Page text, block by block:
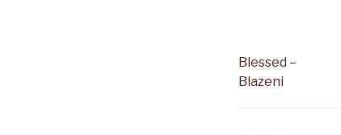
Blessed –
Blazeni